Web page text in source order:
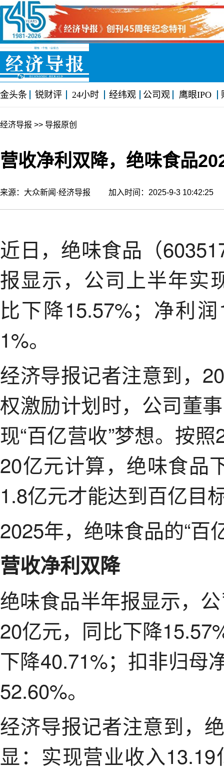
金头条 锐财评 24小时 经纬观 公司观 鹰眼IPO
经济导报 >> 导报原创
营收净利双降，绝味食品
来源：大众新闻·经济导报 加入时间：2025-9-3
近日，绝味食品（
报显示，公司上半年实
比下降15.57%；净利
1%。
经济导报记者注意到，
权激励计划时，公司董
现“百亿营收”梦想。按
20亿元计算，绝味食品
1.8亿元才能达到百亿目
2025年，绝味食品的“百
营收净利双降
绝味食品半年报显示，
20亿元，同比下降
下降40.71%；扣非归母
52.60%。
经济导报记者注意到，
显：实现营业收入